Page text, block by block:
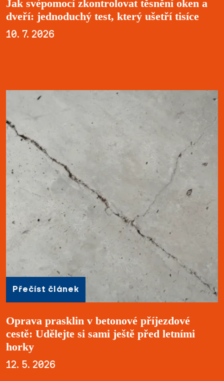
Jak svépomocí zkontrolovat těsnění oken a
dveří: jednoduchý test, který ušetří tisíce
10. 7. 2026
Přečíst článek
Oprava prasklin v betonové příjezdové
cestě: Udělejte si sami ještě před letními
horky
12. 5. 2026